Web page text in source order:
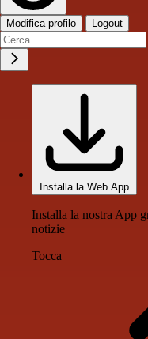
Modifica profilo Logout
Installa la Web App
Installa la nostra App
notizie
Tocca